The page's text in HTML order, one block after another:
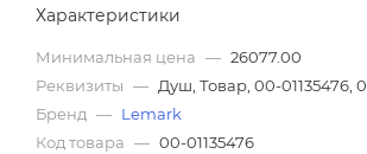
Характеристики
Минимальная цена — 26077.00
Реквизиты — Душ, Товар, 00-01135476, 0
Бренд — Lemark
Код товара — 00-01135476